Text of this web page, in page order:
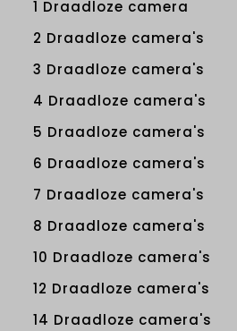
1 Draadloze camera
2 Draadloze camera's
3 Draadloze camera's
4 Draadloze camera's
5 Draadloze camera's
6 Draadloze camera's
7 Draadloze camera's
8 Draadloze camera's
10 Draadloze camera's
12 Draadloze camera's
14 Draadloze camera's